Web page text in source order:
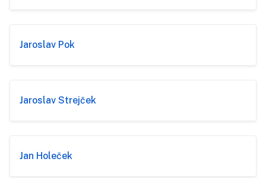
Jaroslav Pok
Jaroslav Strejček
Jan Holeček